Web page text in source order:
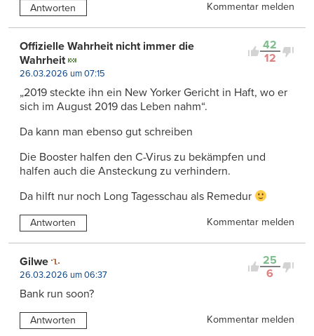
Antworten Kommentar melden
42
12
Offizielle Wahrheit nicht immer die
Wahrheit
26.03.2026 um 07:15
„2019 steckte ihn ein New Yorker Gericht in Haft, wo er
sich im August 2019 das Leben nahm“.
Da kann man ebenso gut schreiben
Die Booster halfen den C-Virus zu bekämpfen und
halfen auch die Ansteckung zu verhindern.
Da hilft nur noch Long Tagesschau als Remedur
Antworten Kommentar melden
25
6
Gilwe
26.03.2026 um 06:37
Bank run soon?
Antworten Kommentar melden